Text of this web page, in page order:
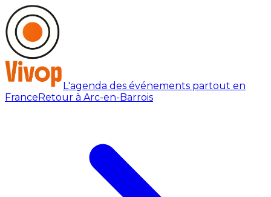
L'agenda des événements partout en
FranceRetour à Arc-en-Barrois